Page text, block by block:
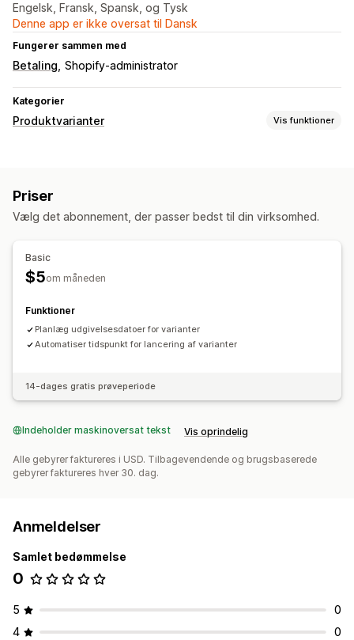
Engelsk, Fransk, Spansk, og Tysk
Denne app er ikke oversat til Dansk
Fungerer sammen med
Betaling Shopify-administrator
Kategorier
Produktvarianter Vis funktioner
Priser
Vælg det abonnement, der passer bedst til din virksomhed.
Basic
$5om måneden
Funktioner
Planlæg udgivelsesdatoer for varianter
Automatiser tidspunkt for lancering af varianter
14-dages gratis prøveperiode
Indeholder maskinoversat tekst Vis oprindelig
Alle gebyrer faktureres i USD. Tilbagevendende og brugsbaserede
gebyrer faktureres hver 30. dag.
Anmeldelser
Samlet bedømmelse
0
5
0
4
0